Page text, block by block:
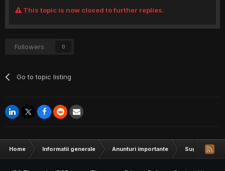
This topic is now closed to further replies.
Followers 0
Go to topic listing
Home Informatii generale Anunturi importante Sugestii